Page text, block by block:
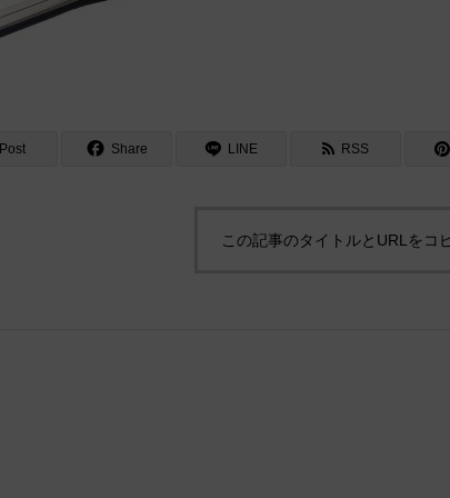
Post Share LINE RSS
この記事のタイトルとURLをコ